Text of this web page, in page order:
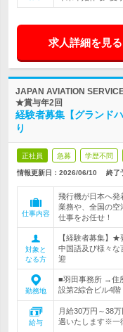
求人詳細を見る
JAPAN AVIATION
★賞与年2回
経験者募集【グランド
り
正社員 急募 学歴不問
情報更新日：2026/06/10 終了
仕事内容
飛行機が日本へ発
業務や、全国の空
仕事をお任せ！
対象と
なる方
【経験者募集】★
中国語及び様々
迎
勤務地
■羽田事務所 →住
設第2綜合ビル4
給与
月給30万円～38
遇いたします※一